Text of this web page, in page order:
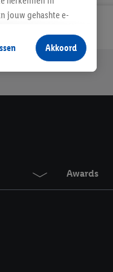
Awards
jouw gehashte e-
producten waarin je
te plaatsen
verschillende
kunnen worden
vergelijkbare
in te
Akkoord